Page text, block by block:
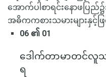
အောက်ပါစာရင်းနောဖပ
အဓိကကစားသမားများနှင့်ဖ
06 ၏ 01
ဒေါက်တာမာတင်လူ
ရ